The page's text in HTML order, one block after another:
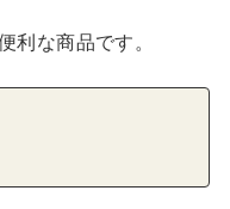
な商品です。